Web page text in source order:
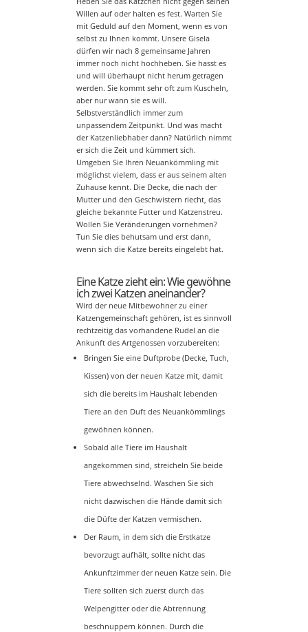
Willen auf oder halten es fest. Warten Sie
mit Geduld auf den Moment, wenn es von
selbst zu Ihnen kommt. Unsere Gisela
dürfen wir nach 8 gemeinsame Jahren
immer noch nicht hochheben. Sie hasst es
und will überhaupt nicht herum getragen
werden. Sie kommt sehr oft zum Kuscheln,
aber nur wann sie es will.
Selbstverständlich immer zum
unpassendem Zeitpunkt. Und was macht
der Katzenliebhaber dann? Natürlich nimmt
er sich die Zeit und kümmert sich.
Umgeben Sie Ihren Neuankömmling mit
möglichst vielem, dass er aus seinem alten
Zuhause kennt. Die Decke, die nach der
Mutter und den Geschwistern riecht, das
gleiche bekannte Futter und Katzenstreu.
Wollen Sie Veränderungen vornehmen?
Tun Sie dies behutsam und erst dann,
wenn sich die Katze bereits eingelebt hat.
Eine Katze zieht ein: Wie gewöhne
ich zwei Katzen aneinander?
Wird der neue Mitbewohner zu einer
Katzengemeinschaft gehören, ist es sinnvoll
rechtzeitig das vorhandene Rudel an die
Ankunft des Artgenossen vorzubereiten:
Bringen Sie eine Duftprobe (Decke, Tuch,
Kissen) von der neuen Katze mit, damit
sich die bereits im Haushalt lebenden
Tiere an den Duft des Neuankömmlings
gewöhnen können.
Sobald alle Tiere im Haushalt
angekommen sind, streicheln Sie beide
Tiere abwechselnd. Waschen Sie sich
nicht dazwischen die Hände damit sich
die Düfte der Katzen vermischen.
Der Raum, in dem sich die Erstkatze
bevorzugt aufhält, sollte nicht das
Ankunftzimmer der neuen Katze sein. Die
Tiere sollten sich zuerst durch das
Welpengitter oder die Abtrennung
beschnuppern können. Durch die